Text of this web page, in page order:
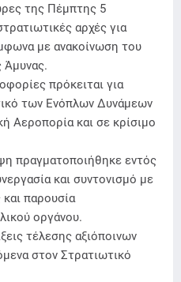
της Πέμπτης 5
αρχές για
με ανακοίνωση του
Άμυνας.
πρόκειται για
των Ενόπλων Δυνάμεων
Αεροπορία και σε κρίσιμο
πραγματοποιήθηκε εντός
και συντονισμό με
παρουσία
οργάνου.
τέλεσης αξιόποινων
στον Στρατιωτικό